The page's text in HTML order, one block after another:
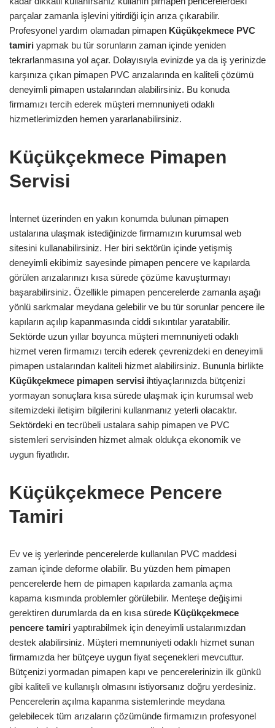
parçalar zamanla işlevini yitirdiği için arıza çıkarabilir.
Profesyonel yardım olamadan pimapen Küçükçekmece PVC
tamiri yapmak bu tür sorunların zaman içinde yeniden
tekrarlanmasına yol açar. Dolayısıyla evinizde ya da iş yerinizde
karşınıza çıkan pimapen PVC arızalarında en kaliteli çözümü
deneyimli pimapen ustalarından alabilirsiniz. Bu konuda
firmamızı tercih ederek müşteri memnuniyeti odaklı
hizmetlerimizden hemen yararlanabilirsiniz.
Küçükçekmece Pimapen
Servisi
İnternet üzerinden en yakın konumda bulunan pimapen
ustalarına ulaşmak istediğinizde firmamızın kurumsal web
sitesini kullanabilirsiniz. Her biri sektörün içinde yetişmiş
deneyimli ekibimiz sayesinde pimapen pencere ve kapılarda
görülen arızalarınızı kısa sürede çözüme kavuşturmayı
başarabilirsiniz. Özellikle pimapen pencerelerde zamanla aşağı
yönlü sarkmalar meydana gelebilir ve bu tür sorunlar pencere ile
kapıların açılıp kapanmasında ciddi sıkıntılar yaratabilir.
Sektörde uzun yıllar boyunca müşteri memnuniyeti odaklı
hizmet veren firmamızı tercih ederek çevrenizdeki en deneyimli
pimapen ustalarından kaliteli hizmet alabilirsiniz. Bununla birlikte
Küçükçekmece pimapen servisi ihtiyaçlarınızda bütçenizi
yormayan sonuçlara kısa sürede ulaşmak için kurumsal web
sitemizdeki iletişim bilgilerini kullanmanız yeterli olacaktır.
Sektördeki en tecrübeli ustalara sahip pimapen ve PVC
sistemleri servisinden hizmet almak oldukça ekonomik ve
uygun fiyatlıdır.
Küçükçekmece Pencere
Tamiri
Ev ve iş yerlerinde pencerelerde kullanılan PVC maddesi
zaman içinde deforme olabilir. Bu yüzden hem pimapen
pencerelerde hem de pimapen kapılarda zamanla açma
kapama kısmında problemler görülebilir. Menteşe değişimi
gerektiren durumlarda da en kısa sürede Küçükçekmece
pencere tamiri yaptırabilmek için deneyimli ustalarımızdan
destek alabilirsiniz. Müşteri memnuniyeti odaklı hizmet sunan
firmamızda her bütçeye uygun fiyat seçenekleri mevcuttur.
Bütçenizi yormadan pimapen kapı ve pencerelerinizin ilk günkü
gibi kaliteli ve kullanışlı olmasını istiyorsanız doğru yerdesiniz.
Pencerelerin açılma kapanma sistemlerinde meydana
gelebilecek tüm arızaların çözümünde firmamızın profesyonel